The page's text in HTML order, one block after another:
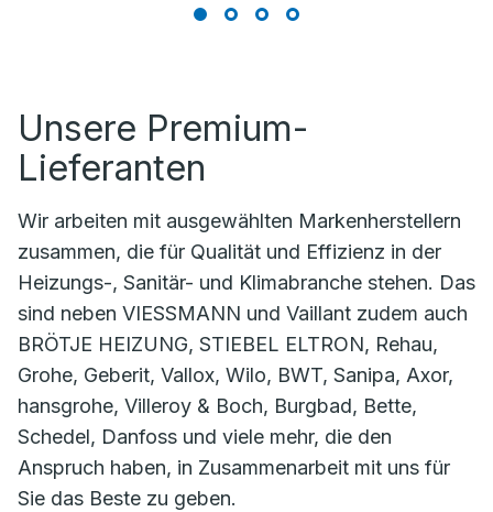
Unsere Premium-
Lieferanten
Wir arbeiten mit ausgewählten Markenherstellern
zusammen, die für Qualität und Effizienz in der
Heizungs-, Sanitär- und Klimabranche stehen. Das
sind neben VIESSMANN und Vaillant zudem auch
BRÖTJE HEIZUNG, STIEBEL ELTRON, Rehau,
Grohe, Geberit, Vallox, Wilo, BWT, Sanipa, Axor,
hansgrohe, Villeroy & Boch, Burgbad, Bette,
Schedel, Danfoss und viele mehr, die den
Anspruch haben, in Zusammenarbeit mit uns für
Sie das Beste zu geben.